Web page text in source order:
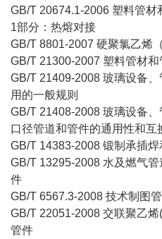
GB/T 20674.1-2006 塑料管
1部分：热熔对接
GB/T 8801-2007 硬聚氯乙烯
GB/T 21300-2007 塑料管材
GB/T 21409-2008 玻璃设备
用的一般规则
GB/T 21408-2008 玻璃设备
口径管道和管件的通用性和互
GB/T 14383-2008 锻制承插
GB/T 13295-2008 水及燃气
件
GB/T 6567.3-2008 技术制图
GB/T 22051-2008 交联聚乙
管件